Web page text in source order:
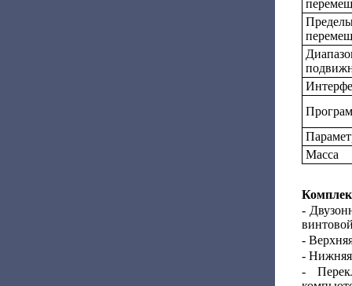
Масса
-
-
- Нижняя
-